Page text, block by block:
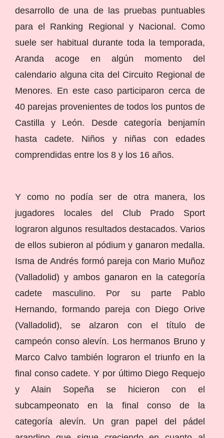
desarrollo de una de las pruebas puntuables
para el Ranking Regional y Nacional. Como
suele ser habitual durante toda la temporada,
Aranda acoge en algún momento del
calendario alguna cita del Circuito Regional de
Menores. En este caso participaron cerca de
40 parejas provenientes de todos los puntos de
Castilla y León. Desde categoría benjamín
hasta cadete. Niños y niñas con edades
comprendidas entre los 8 y los 16 años.
Y como no podía ser de otra manera, los
jugadores locales del Club Prado Sport
lograron algunos resultados destacados. Varios
de ellos subieron al pódium y ganaron medalla.
Isma de Andrés formó pareja con Mario Muñoz
(Valladolid) y ambos ganaron en la categoría
cadete masculino. Por su parte Pablo
Hernando, formando pareja con Diego Orive
(Valladolid), se alzaron con el título de
campeón conso alevín. Los hermanos Bruno y
Marco Calvo también lograron el triunfo en la
final conso cadete. Y por último Diego Requejo
y Alain Sopeña se hicieron con el
subcampeonato en la final conso de la
categoría alevín. Un gran papel del pádel